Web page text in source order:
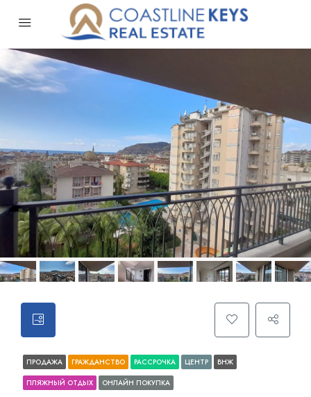
ПРОДАЖА ГРАЖДАНСТВО РАССРОЧКА ЦЕНТР
ВНЖ
ПЛЯЖНЫЙ ОТДЫХ
ОНЛАЙН ПОКУПКА